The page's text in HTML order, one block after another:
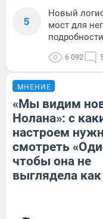
5
Новый
мост для
подробности
6 092
МНЕНИЕ
«Мы видим
Нолана»: с
настроем
смотреть
чтобы она не
выглядела